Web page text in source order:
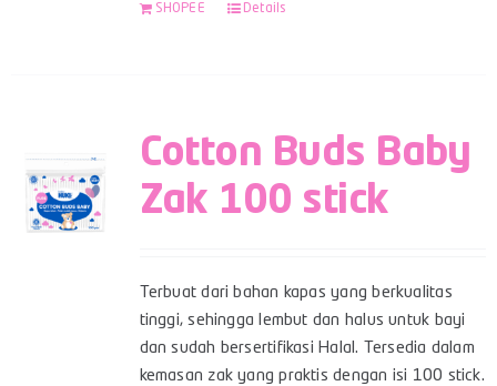
SHOPEE Details
Cotton Buds Baby
Zak 100 stick
Terbuat dari bahan kapas yang berkualitas
tinggi, sehingga lembut dan halus untuk bayi
dan sudah bersertifikasi Halal. Tersedia dalam
kemasan zak yang praktis dengan isi 100 stick.